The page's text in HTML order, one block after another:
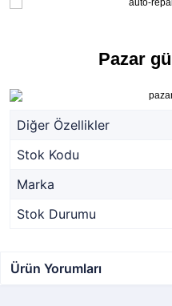
Pazar
Diğer Özellikler
Stok Kodu
Marka
Stok Durumu
Ürün Yorumları